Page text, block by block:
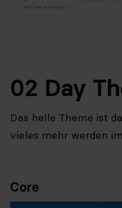
02 Day
Das helle Theme ist
vieles mehr werden
Core